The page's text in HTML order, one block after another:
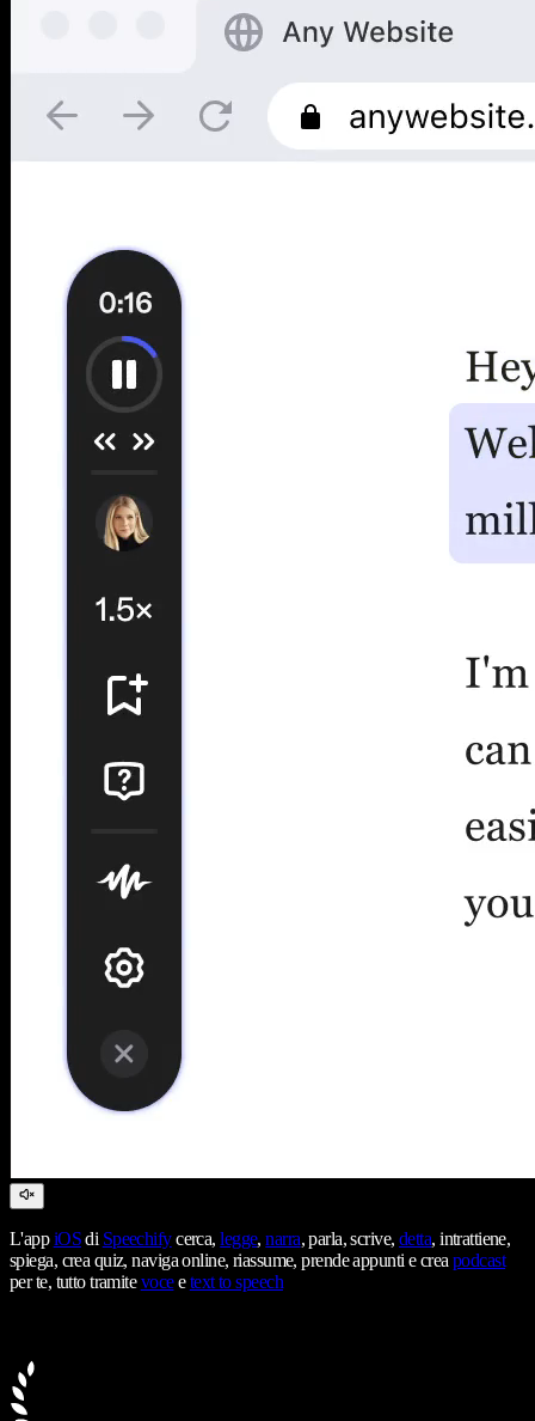
L'appiOSdi Speechifycerca,legge,narra, parla, scrive,detta, intrattiene,
spiega, crea quiz, naviga online, riassume, prende appunti e creapodcast
per te, tutto tramitevoceetext to speech